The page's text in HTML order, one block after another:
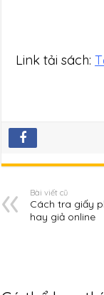
Link tải sách:
Bài viết cũ
Cách tra giấy
hay giả online